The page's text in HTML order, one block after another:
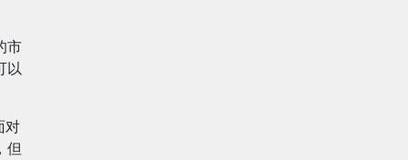
市
以
对
但